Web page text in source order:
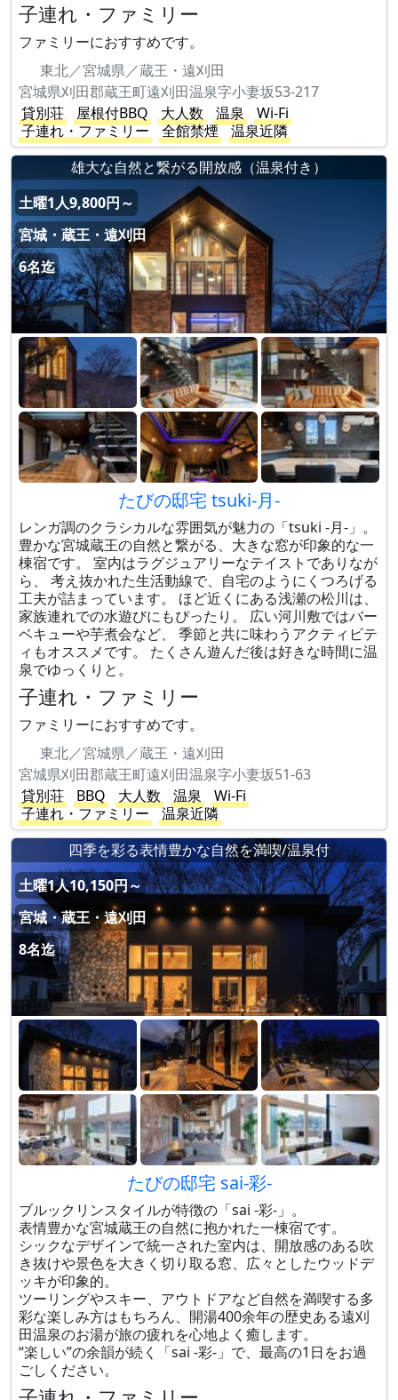
子連れ・ファミリー
ファミリーにおすすめです。
東北／宮城県／蔵王・遠刈田
宮城県刈田郡蔵王町遠刈田温泉字小妻坂53-217
貸別荘
屋根付BBQ 大人数 温泉
Wi-Fi
子連れ・ファミリー
全館禁煙
温泉近隣
雄大な自然と繋がる開放感（温泉付き）
土曜1人9,800円～
宮城・蔵王・遠刈田
6名迄
たびの邸宅 tsuki-月-
レンガ調のクラシカルな雰囲気が魅力の「tsuki -月-」。
豊かな宮城蔵王の自然と繋がる、大きな窓が印象的な一
棟宿です。 室内はラグジュアリーなテイストでありなが
ら、 考え抜かれた生活動線で、自宅のようにくつろげる
工夫が詰まっています。 ほど近くにある浅瀬の松川は、
家族連れでの水遊びにもぴったり。 広い河川敷ではバー
ベキューや芋煮会など、 季節と共に味わうアクティビテ
ィもオススメです。 たくさん遊んだ後は好きな時間に温
泉でゆっくりと。
子連れ・ファミリー
ファミリーにおすすめです。
東北／宮城県／蔵王・遠刈田
宮城県刈田郡蔵王町遠刈田温泉字小妻坂51-63
貸別荘
BBQ 大人数 温泉
Wi-Fi
子連れ・ファミリー
温泉近隣
四季を彩る表情豊かな自然を満喫/温泉付
土曜1人10,150円～
宮城・蔵王・遠刈田
8名迄
たびの邸宅 sai-彩-
ブルックリンスタイルが特徴の「sai -彩-」。
表情豊かな宮城蔵王の自然に抱かれた一棟宿です。
シックなデザインで統一された室内は、開放感のある吹
き抜けや景色を大きく切り取る窓、広々としたウッドデ
ッキが印象的。
ツーリングやスキー、アウトドアなど自然を満喫する多
彩な楽しみ方はもちろん、開湯400余年の歴史ある遠刈
田温泉のお湯が旅の疲れを心地よく癒します。
“楽しい”の余韻が続く「sai -彩-」で、最高の1日をお過
ごしください。